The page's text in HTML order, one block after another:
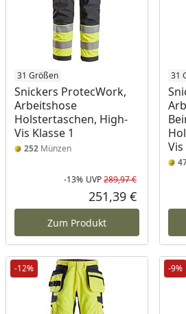
31 Größen
Snickers ProtecWork,
Arbeitshose
Holstertaschen, High-
Vis Klasse 1
252 Münzen
Rabatt in
-13% UVP289,97 €
Aktueller
251,39 €
Zum Produkt
31
Vis
-12% -9%